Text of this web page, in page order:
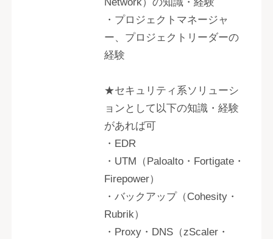
・プロジェクトマネージャ
ー、プロジェクトリーダーの
経験
★セキュリティ系ソリューシ
ョンとして以下の知識・経験
があれば可
・EDR
・UTM（Paloalto・Fortigate・
Firepower）
・バックアップ（Cohesity・
Rubrik）
・Proxy・DNS（zScaler・